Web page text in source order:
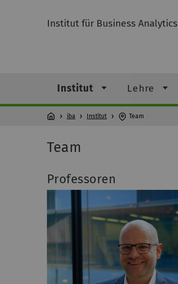
Institut für Business Analytics
Institut Lehre
iba Institut Team
Team
Professoren